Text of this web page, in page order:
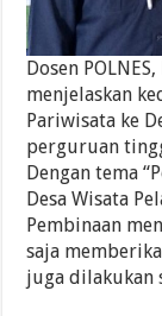
Dosen
menjelaskan
Pariwisata ke
perguruan
Dengan tema
Desa Wisata
Pembinaan
saja
juga dilakukan